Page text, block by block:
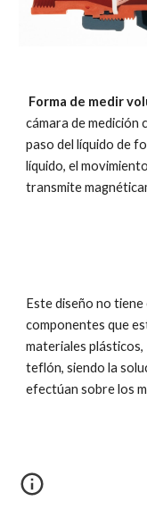
Forma de medir
cámara de medición
paso del líquido de
líquido, el
transmite
Este diseño no
componentes que
materiales plásticos,
teflón, siendo la
efectúan sobre los